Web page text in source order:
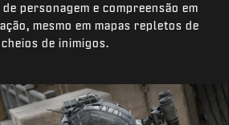
personagem e compreensão em
mesmo em mapas repletos de
de inimigos.